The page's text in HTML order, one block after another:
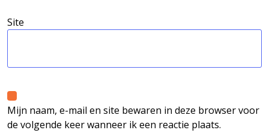
Site
Mijn naam, e-mail en site bewaren in deze browser voor
de volgende keer wanneer ik een reactie plaats.